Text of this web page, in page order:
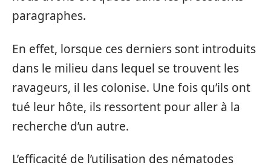
paragraphes.
En effet, lorsque ces derniers sont introduits
dans le milieu dans lequel se trouvent les
ravageurs, il les colonise. Une fois qu’ils ont
tué leur hôte, ils ressortent pour aller à la
recherche d’un autre.
L’efficacité de l’utilisation des nématodes